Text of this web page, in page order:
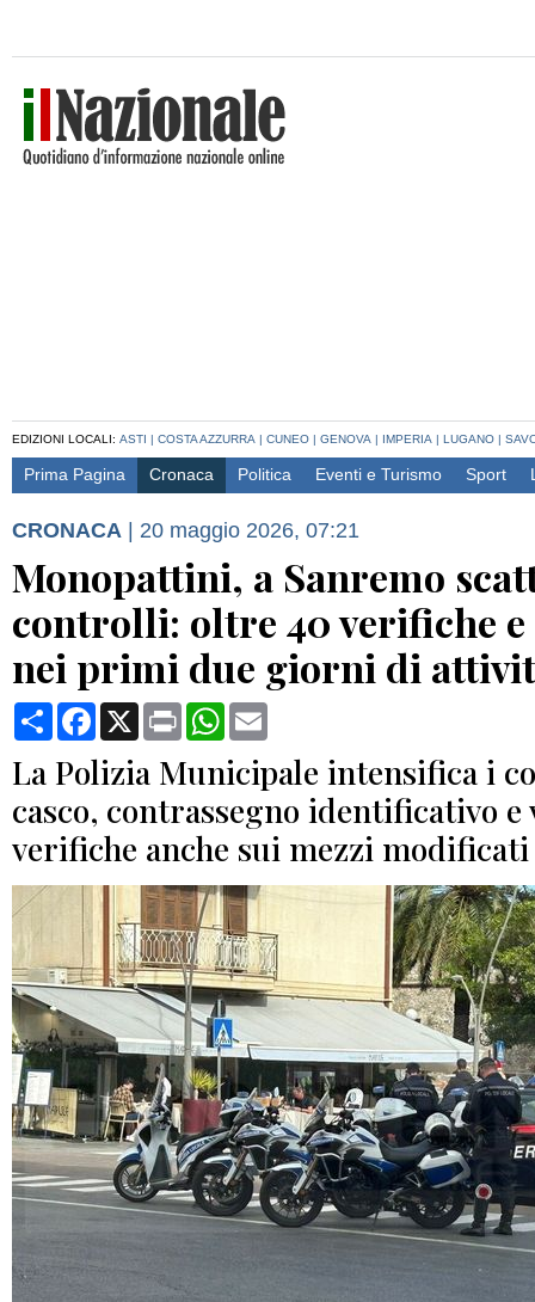
EDIZIONI LOCALI: ASTI | COSTA AZZURRA | CUNEO | GENOVA | IMPERIA | LUGANO |
Prima Pagina Cronaca Politica Eventi e Turismo Sport
CRONACA | 20 maggio 2026, 07:21
Monopattini, a Sanremo
controlli: oltre 40 verifiche e
nei primi due giorni di
CondividiFacebook
X Print WhatsApp
La Polizia Municipale intensifica i
casco, contrassegno identificativo e
verifiche anche sui mezzi modificati